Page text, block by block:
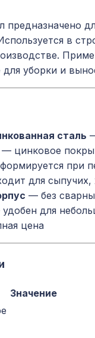
в
уборки и
сталь
— цинковое
при
для
— без
для
цена
Значение